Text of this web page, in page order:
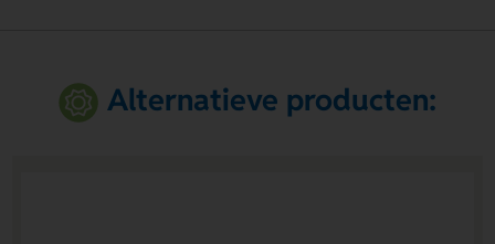
Alternatieve producten: